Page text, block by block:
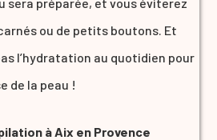
ou de petits boutons. Et
l’hydratation au quotidien pour
de la peau !
à Aix en Provence